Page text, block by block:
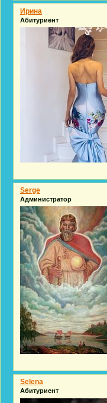
Ирина
Абитуриент
Serge
Администратор
Selena
Абитуриент